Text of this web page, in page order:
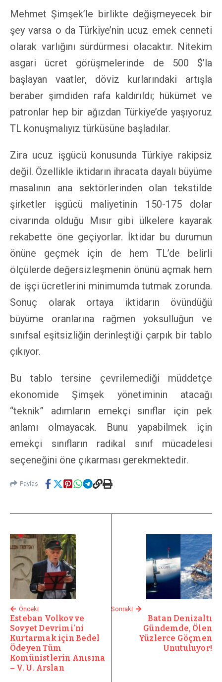
Mehmet Şimşek’le birlikte değişmeyecek bir
şey varsa o da Türkiye’nin ucuz emek cenneti
olarak varlığını sürdürmesi olacaktır. Nitekim
asgari ücret görüşmelerinde de 500 $’la
başlayan vaatler, döviz kurlarındaki artışla
beraber şimdiden rafa kaldırıldı; hükümet ve
patronlar hep bir ağızdan Türkiye’de yaşıyoruz
TL konuşmalıyız türküsüne başladılar.
Zira ucuz işgücü konusunda Türkiye rakipsiz
değil. Özellikle iktidarın ihracata dayalı büyüme
masalının ana sektörlerinden olan tekstilde
şirketler işgücü maliyetinin 150-175 dolar
civarında olduğu Mısır gibi ülkelere kayarak
rekabette öne geçiyorlar. İktidar bu durumun
önüne geçmek için de hem TL’de belirli
ölçülerde değersizleşmenin önünü açmak hem
de işçi ücretlerini minimumda tutmak zorunda.
Sonuç olarak ortaya iktidarın övündüğü
büyüme oranlarına rağmen yoksulluğun ve
sınıfsal eşitsizliğin derinleştiği çarpık bir tablo
çıkıyor.
Bu tablo tersine çevrilemediği müddetçe
ekonomide Şimşek yönetiminin atacağı
“teknik” adımların emekçi sınıflar için pek
anlamı olmayacak. Bunu yapabilmek için
emekçi sınıfların radikal sınıf mücadelesi
seçeneğini öne çıkarması gerekmektedir.
Paylaş
Önceki
Esteban Volkov ve
Sovyet Devrimi’ni
Kurtarmak için Bedel
Ödeyen Tüm
Komünistlerin Anısına
– V. U. Arslan
Sonraki
Batan Denizaltı
Gündemde, Ölen
Yüzlerce Göçmen
Unutuluyor!